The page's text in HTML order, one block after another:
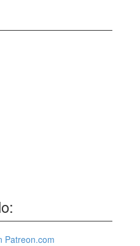
Patreon.com